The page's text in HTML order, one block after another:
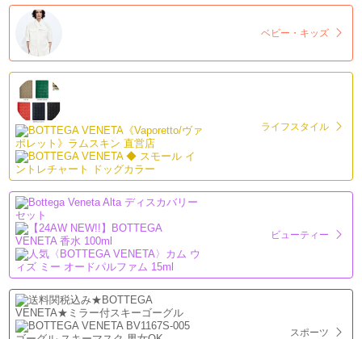
ベビー・キッズ
ライフスタイル
ビューティー
スポーツ